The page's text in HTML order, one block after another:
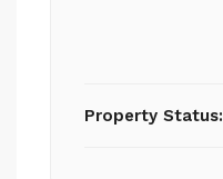
Property Status: